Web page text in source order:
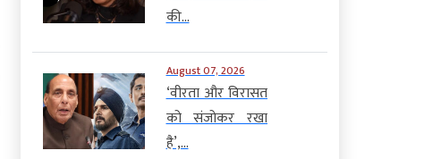
की...
August 07, 2026
‘वीरता और विरासत
को संजोकर रखा
है’,...